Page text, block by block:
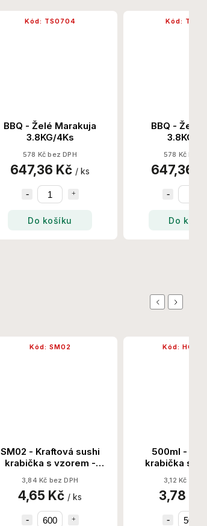
BBQ - Želé Marakuja
3.8KG/4Ks
578 Kč bez DPH
647,36 Kč / ks
Do košíku
Kód: TS0704
BBQ - Želé
3.8KG/
578 Kč bez
647,36
Do
Kód:
Previous
SM02 - Kraftová sushi
krabička s vzorem -
220x91x24x50 600
Set/Krt
3,84 Kč bez DPH
4,65 Kč / ks
Kód: SM02
500ml -
krabička s
Ks/Krt
3,12 Kč bez
3,78
Kód:
Next